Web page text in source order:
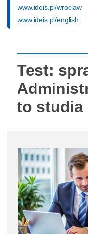
www.ideis.pl/wroclaw
www.ideis.pl/english
Test:
to studia